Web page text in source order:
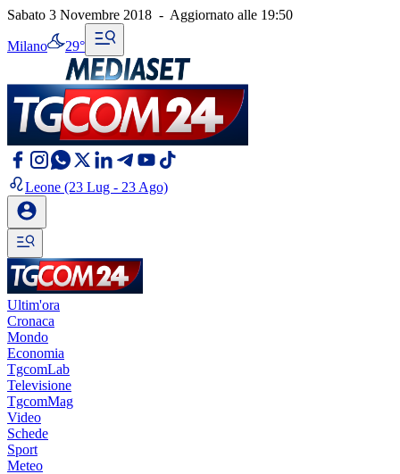
Sabato 3 Novembre 2018 - Aggiornato alle 19:50
Milano 29°
Leone (23 Lug - 23 Ago)
Ultim'ora
Cronaca
Mondo
Economia
TgcomLab
Televisione
TgcomMag
Video
Schede
Sport
Meteo